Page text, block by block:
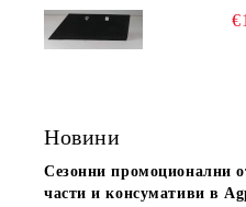
Новини
Сезонни промоционални
части и консумативи в